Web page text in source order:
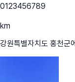
0123456789
km
강원특별자치도 홍천군